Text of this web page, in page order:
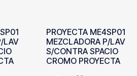
LAV
PROYECTA ME4SP01
MEZCLADORA P/LAV
S/CONTRA SPACIO
CROMO PROYECTA